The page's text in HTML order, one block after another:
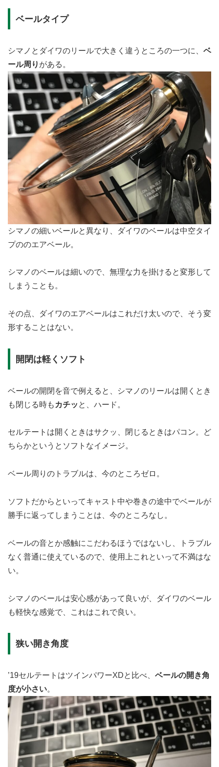
ベールタイプ
シマノとダイワのリールで大きく違うところの一つに、 ベ
ール周り がある。
シマノの細いベールと異なり、ダイワのベールは中空タイ
プののエアベール。
シマノのベールは細いので、無理な力を掛けると変形して
しまうことも。
その点、ダイワのエアベールはこれだけ太いので、そう変
形することはない。
開閉は軽くソフト
ベールの開閉を音で例えると、シマノのリールは開くとき
も閉じる時も カチッ と、ハード。
セルテートは開くときはサクッ、閉じるときはパコン。ど
ちらかというとソフトなイメージ。
ベール周りのトラブルは、今のところゼロ。
ソフトだからといってキャスト中や巻きの途中でベールが
勝手に返ってしまうことは、今のところなし。
ベールの音とか感触にこだわるほうではないし、トラブル
なく普通に使えているので、使用上これといって不満はな
い。
シマノのベールは安心感があって良いが、ダイワのベール
も軽快な感覚で、これはこれで良い。
狭い開き角度
’19セルテートはツインパワーXDと比べ、 ベールの開き角
度が小さい。